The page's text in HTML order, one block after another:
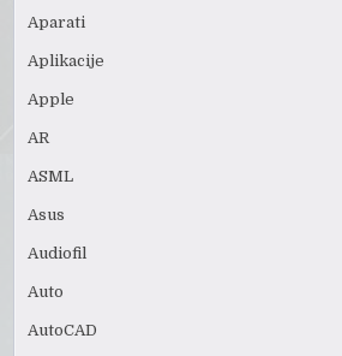
Aparati
Aplikacije
Apple
AR
ASML
Asus
Audiofil
Auto
AutoCAD